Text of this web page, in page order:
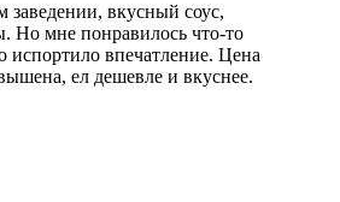
заведении, вкусный соус,
Но мне понравилось что-то
испортило впечатление. Цена
ел дешевле и вкуснее.